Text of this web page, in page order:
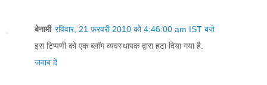
बेनामी रविवार, 21 फ़रवरी 2010 को 4:46:00 am IST बजे
इस टिप्पणी को एक ब्लॉग व्यवस्थापक द्वारा हटा दिया गया है.
जवाब दें